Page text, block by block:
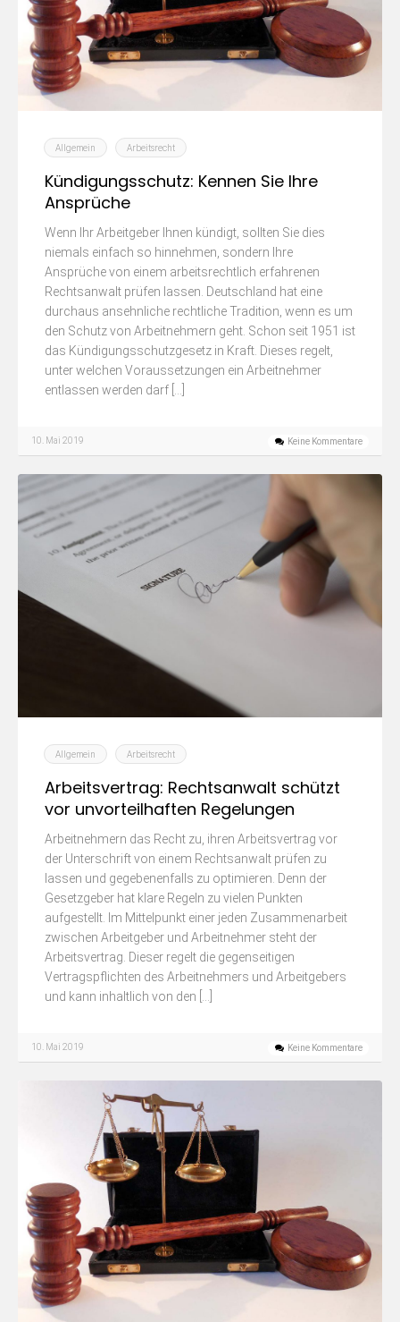
Allgemein Arbeitsrecht
Kündigungsschutz: Kennen Sie Ihre
Ansprüche
Wenn Ihr Arbeitgeber Ihnen kündigt, sollten Sie dies
niemals einfach so hinnehmen, sondern Ihre
Ansprüche von einem arbeitsrechtlich erfahrenen
Rechtsanwalt prüfen lassen. Deutschland hat eine
durchaus ansehnliche rechtliche Tradition, wenn es um
den Schutz von Arbeitnehmern geht. Schon seit 1951 ist
das Kündigungsschutzgesetz in Kraft. Dieses regelt,
unter welchen Voraussetzungen ein Arbeitnehmer
entlassen werden darf […]
10. Mai 2019 Keine Kommentare
Allgemein Arbeitsrecht
Arbeitsvertrag: Rechtsanwalt schützt
vor unvorteilhaften Regelungen
Arbeitnehmern das Recht zu, ihren Arbeitsvertrag vor
der Unterschrift von einem Rechtsanwalt prüfen zu
lassen und gegebenenfalls zu optimieren. Denn der
Gesetzgeber hat klare Regeln zu vielen Punkten
aufgestellt. Im Mittelpunkt einer jeden Zusammenarbeit
zwischen Arbeitgeber und Arbeitnehmer steht der
Arbeitsvertrag. Dieser regelt die gegenseitigen
Vertragspflichten des Arbeitnehmers und Arbeitgebers
und kann inhaltlich von den […]
10. Mai 2019 Keine Kommentare